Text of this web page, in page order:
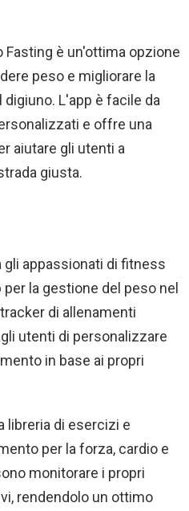
è un'ottima opzione
peso e migliorare la
L'app è facile da
e offre una
aiutare gli utenti a
giusta.
gli appassionati di fitness
la gestione del peso nel
di allenamenti
utenti di personalizzare
in base ai propri
libreria di esercizi e
per la forza, cardio e
monitorare i propri
rendendolo un ottimo